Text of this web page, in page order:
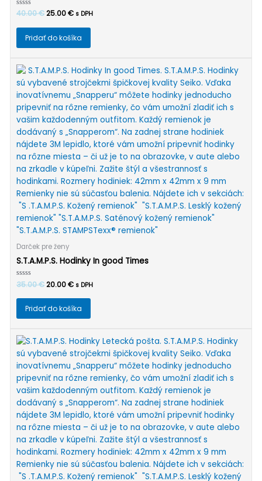
Hodnotenie
40.00€ Pôvodná
40.00 €.
25.00€Aktuálna
25.00 €.
s DPH
Pridať do košíka
Darček pre ženy
S.T.A.M.P.S. Hodinky In good Times
Hodnotenie
0
35.00€ Pôvodná
35.00 €.
20.00€Aktuálna
20.00 €.
s DPH
Pridať do košíka